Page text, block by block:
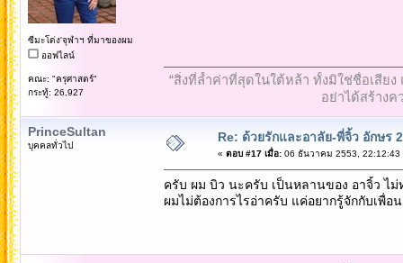
ซีมะโด่ง'จุฬาฯ ที่มาของผม
ออฟไลน์
คณะ: "ครุศาสตร์"
กระทู้: 26,927
“สิ่งที่ล้ำค่าที่สุดในใต้หล้า ทั้งมิใช่ชื่อเสีย
อย่าได้สร้างค
PrinceSultan
บุคคลทั่วไป
Re: ด้วยรักและอาลัย-พี่จิ้ว อักษร
« ตอบ #17 เมื่อ:06 ธันวาคม 2553, 22:12:43
ครับ ผม บิว นะครับ เป็นหลานของ อาจิ้ว ไ
ผมไม่ต้องการไรอ่าครับ แค่อยากรู้จักกับเพื่อ